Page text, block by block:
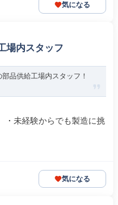
気になる
場内スタッフ
品供給工場内スタッフ！
・未経験からでも製造に挑
気になる